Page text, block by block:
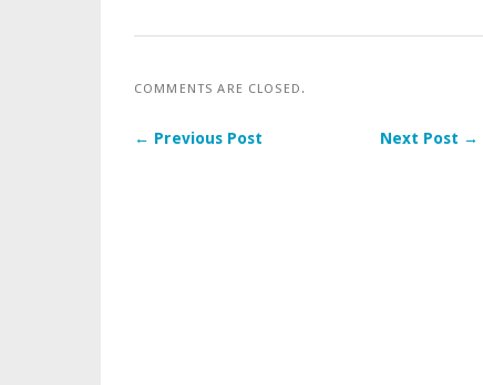
COMMENTS ARE CLOSED.
← Previous Post Next Post →